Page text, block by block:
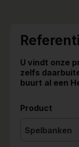
U vindt onze
zelfs
buurt al een
Product
Spelbanken